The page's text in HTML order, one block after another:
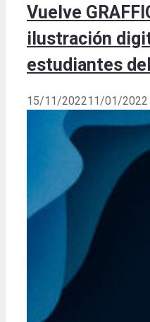
Vuelve
ilustración
estudiantes
15/11/202211/01/2022